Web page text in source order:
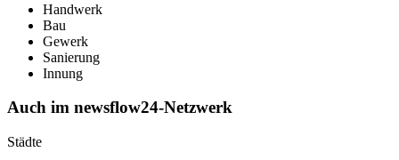
Handwerk
Bau
Gewerk
Sanierung
Innung
Auch im newsflow24-Netzwerk
Städte